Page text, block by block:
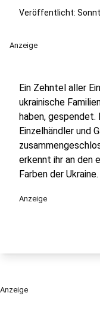
Veröffentlicht:
Anzeige
Ein Zehntel aller
ukrainische
haben, gespendet.
Einzelhändler und
erkennt ihr an den
Farben der Ukraine.
Anzeige
Anzeige